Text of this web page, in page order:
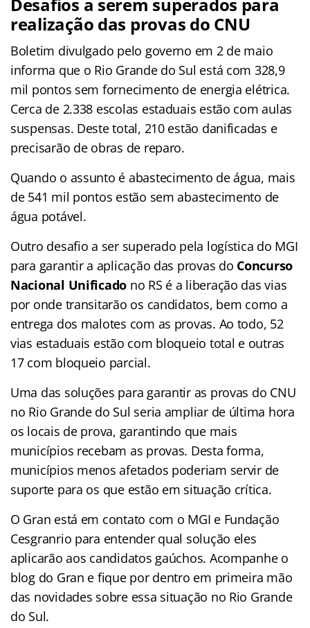
realização das provas do CNU
Boletim divulgado pelo governo em 2 de maio
informa que o Rio Grande do Sul está com 328,9
mil pontos sem fornecimento de energia elétrica.
Cerca de 2.338 escolas estaduais estão com aulas
suspensas. Deste total, 210 estão danificadas e
precisarão de obras de reparo.
Quando o assunto é abastecimento de água, mais
de 541 mil pontos estão sem abastecimento de
água potável.
Outro desafio a ser superado pela logística do MGI
para garantir a aplicação das provas do Concurso
Nacional Unificado no RS é a liberação das vias
por onde transitarão os candidatos, bem como a
entrega dos malotes com as provas. Ao todo, 52
vias estaduais estão com bloqueio total e outras
17 com bloqueio parcial.
Uma das soluções para garantir as provas do CNU
no Rio Grande do Sul seria ampliar de última hora
os locais de prova, garantindo que mais
municípios recebam as provas. Desta forma,
municípios menos afetados poderiam servir de
suporte para os que estão em situação crítica.
O Gran está em contato com o MGI e Fundação
Cesgranrio para entender qual solução eles
aplicarão aos candidatos gaúchos. Acompanhe o
blog do Gran e fique por dentro em primeira mão
das novidades sobre essa situação no Rio Grande
do Sul.